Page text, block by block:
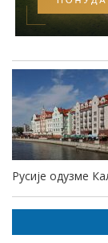
Русије одузме